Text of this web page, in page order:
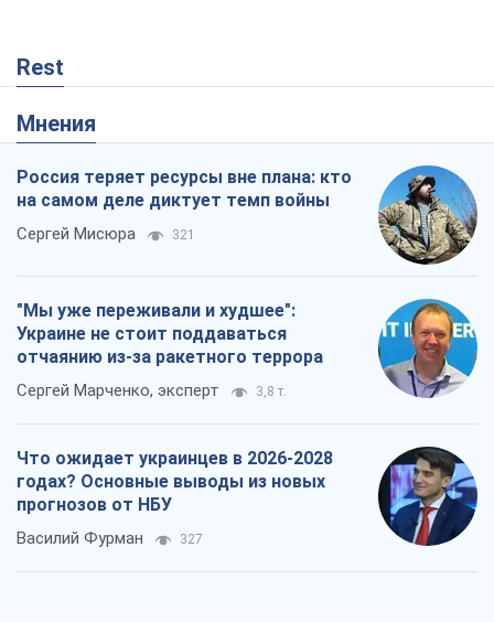
Rest
Мнения
Россия теряет ресурсы вне плана: кто
на самом деле диктует темп войны
Сергей Мисюра 321
"Мы уже переживали и худшее":
Украине не стоит поддаваться
отчаянию из-за ракетного террора
Сергей Марченко, эксперт 3,8 т.
Что ожидает украинцев в 2026-2028
годах? Основные выводы из новых
прогнозов от НБУ
Василий Фурман 327